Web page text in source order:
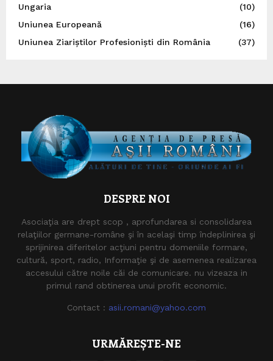
Ungaria
(10)
Uniunea Europeană
(16)
Uniunea Ziariștilor Profesioniști din România
(37)
DESPRE NOI
Asociaţia are drept scop , aprofundarea si consolidarea
relaţiilor germane-române şi în acelaşi timp îndeplinirea şi
sprijinirea diferitelor acţiuni pentru domeniile formare,
cultură, sport, radio, Informaţie şi de asemenea realizarea
accesului către noile căi de comunicare. nu vizeaza in
primul rand obtinerea unui profit economic.
Contact : asii.romani@yahoo.com
URMĂREȘTE-NE